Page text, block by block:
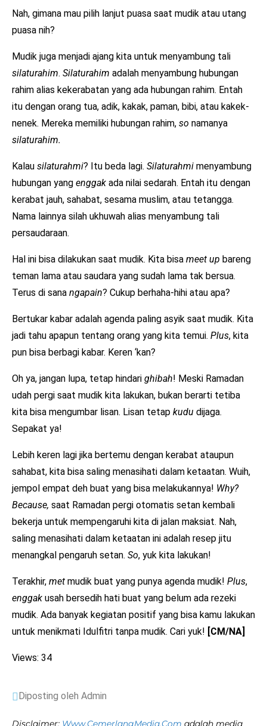
Nah, gimana mau pilih lanjut puasa saat mudik atau utang
puasa nih?
Mudik juga menjadi ajang kita untuk menyambung tali
silaturahim. Silaturahim adalah menyambung hubungan
rahim alias kekerabatan yang ada hubungan rahim. Entah
itu dengan orang tua, adik, kakak, paman, bibi, atau kakek-
nenek. Mereka memiliki hubungan rahim, so namanya
silaturahim.
Kalau silaturahmi? Itu beda lagi. Silaturahmi menyambung
hubungan yang enggak ada nilai sedarah. Entah itu dengan
kerabat jauh, sahabat, sesama muslim, atau tetangga.
Nama lainnya silah ukhuwah alias menyambung tali
persaudaraan.
Hal ini bisa dilakukan saat mudik. Kita bisa meet up bareng
teman lama atau saudara yang sudah lama tak bersua.
Terus di sana ngapain? Cukup berhaha-hihi atau apa?
Bertukar kabar adalah agenda paling asyik saat mudik. Kita
jadi tahu apapun tentang orang yang kita temui. Plus, kita
pun bisa berbagi kabar. Keren ‘kan?
Oh ya, jangan lupa, tetap hindari ghibah! Meski Ramadan
udah pergi saat mudik kita lakukan, bukan berarti tetiba
kita bisa mengumbar lisan. Lisan tetap kudu dijaga.
Sepakat ya!
Lebih keren lagi jika bertemu dengan kerabat ataupun
sahabat, kita bisa saling menasihati dalam ketaatan. Wuih,
jempol empat deh buat yang bisa melakukannya! Why?
Because, saat Ramadan pergi otomatis setan kembali
bekerja untuk mempengaruhi kita di jalan maksiat. Nah,
saling menasihati dalam ketaatan ini adalah resep jitu
menangkal pengaruh setan. So, yuk kita lakukan!
Terakhir, met mudik buat yang punya agenda mudik! Plus,
enggak usah bersedih hati buat yang belum ada rezeki
mudik. Ada banyak kegiatan positif yang bisa kamu lakukan
untuk menikmati Idulfitri tanpa mudik. Cari yuk! [CM/NA]
Views: 34
Diposting oleh Admin
Disclaimer: Www.CemerlangMedia.Com adalah media